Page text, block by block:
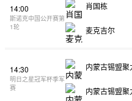
14:00
斯诺克中国公开赛第
1轮
肖国栋
麦克吉尔
14:30
明日之星冠军杯季军
赛
内蒙古锡盟聚
内蒙古锡盟聚